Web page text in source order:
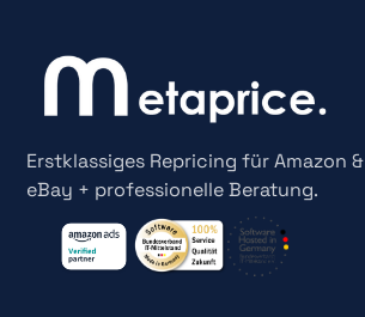
Erstklassiges Repricing für Amazon &
eBay + professionelle Beratung.